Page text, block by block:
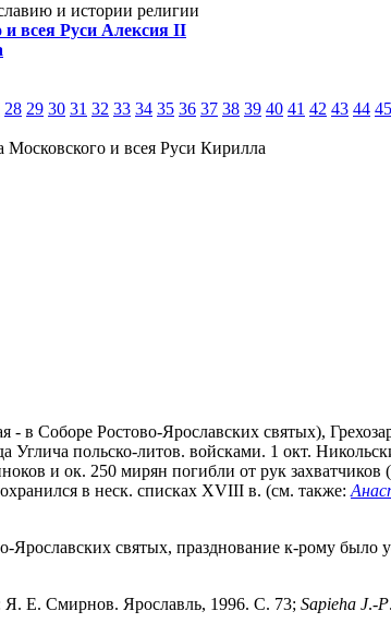
и истории религии
всея Руси Алексия II
28 29 30 31 32 33 34 35 36 37 38 39 40 41 42 43 44 45
и всея Руси Кирилла
- в Соборе Ростово-Ярославских святых),
Углича польско-литов. войсками. 1 окт.
и ок. 250 мирян погибли от рук
в неск. списках XVIII в. (см. также:
святых, празднование к-рому было
Я. Е. Смирнов. Ярославль, 1996. С. 73; Sapieha J.-P